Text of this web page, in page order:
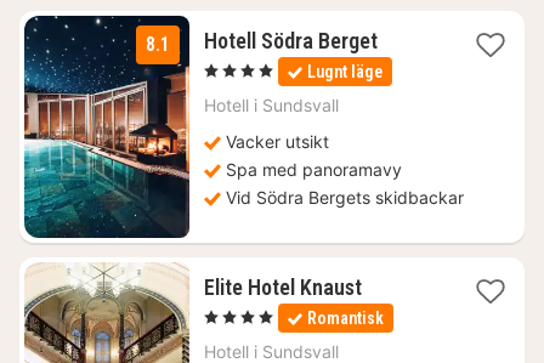
8.1 Hotell Södra Berget1
natt
från
, 4 Stjärnor Lugnt läge
Hotell i Sundsvall
Vacker utsikt
Spa med panoramavy
Vid Södra Bergets skidbackar
Elite Hotel Knaust1
natt
från
, 4 Stjärnor Romantisk
Hotell i Sundsvall